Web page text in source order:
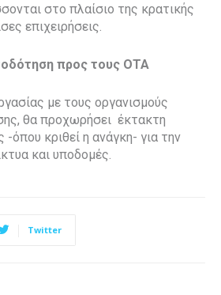
στο πλαίσιο της κρατικής
επιχειρήσεις.
προς τους ΟΤΑ
με τους οργανισμούς
θα προχωρήσει έκτακτη
όπου κριθεί η ανάγκη- για την
και υποδομές.
Twitter